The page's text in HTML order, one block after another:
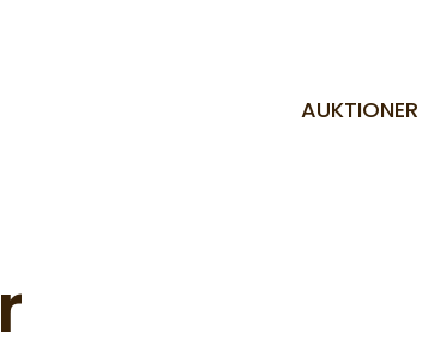
AUKTIONER